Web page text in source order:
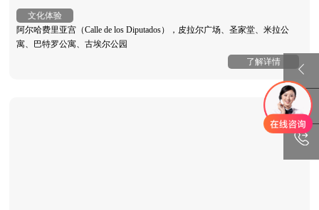
文化体验
阿尔哈费里亚宫（Calle de los Diputados），皮拉尔广场、圣家堂、米拉公
寓、巴特罗公寓、古埃尔公园
了解详情